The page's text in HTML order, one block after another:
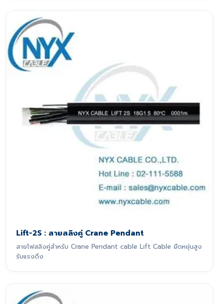
Lift-2S : สายสลิงคู่ Crane Pendant
สายไฟสลิงคู่สำหรับ Crane Pendant cable Lift Cable ยืดหยุ่นสูง
รับแรงดึง